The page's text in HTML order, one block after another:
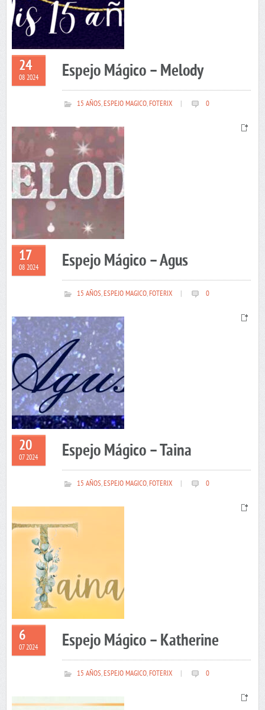
24
08 2024 Espejo Mágico – Melody
15 AÑOS,ESPEJO MAGICO,FOTERIX 0
17
08 2024 Espejo Mágico – Agus
15 AÑOS,ESPEJO MAGICO,FOTERIX 0
20
07 2024 Espejo Mágico – Taina
15 AÑOS,ESPEJO MAGICO,FOTERIX 0
6
07 2024 Espejo Mágico – Katherine
15 AÑOS,ESPEJO MAGICO,FOTERIX 0